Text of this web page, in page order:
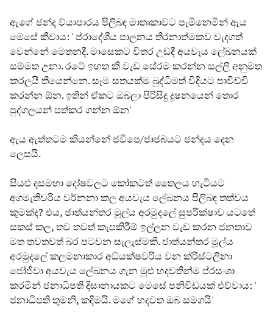
ඇගේ ඡන්ද ව්යාපාරය පිලිබඳ මාතෘකාවට පැමිනෙමින් ඇය
මෙසේ කීවාය: ' ප්රාදේශීය පාලනය තීරනාත්මකව වැදගත්
වෙන්නේ මෙතනදී. මාසෙකට විතර උඩදී අයවැය ලේඛනයක්
සම්මත උනා. රටේ ඉහත කී වැඩ සේරම කරන්න සල්ලි අනුමත
කරලයි තියෙන්නෙ. සෑම සතයක්ම බුද්ධිමත් විදියට පාවිච්චි
කරන්න ඕන. ඉතින් ඒකට ඔබලා පිරිසිදු දූෂනයෙන් තොර
පුද්ගලයන් පත්කර ගන්න ඕන'
ඇය ඇත්තටම කියන්නේ ජවිපෙ/ජාජබයට ඡන්දය දෙන
ලෙසයි.
සියළු දසමහා දෝෂවලට කෝකටත් තෛලය හැටියට
අගමැතිවරිය වර්නනා කල අයවැය ලේඛනය පිලිබඳ තත්වය
කුමක්ද? එය, ජාත්යන්තර මූල්ය අරමුදලේ සුපරීක්ෂාව යටතේ
සකස් කල, තව තවත් කැපකිරීම් ඉල්ලන වැඩ කරන ජනතාව
මත තවතවත් බර පටවන සැලැස්මකි. ජාත්යන්තර මූල්ය
අරමුදලේ කලමනාකාර අධ්යක්ෂවරිය වන ක්රිස්ටලීනා
ජෝජීවා අයවැය ලේඛනය ගැන මුළු හදවතින්ම ප්රසංශා
කරමින් ජනාධිපති දිසානායකට මෙසේ පනිවිඩයක් එව්වාය: '
ජනාධිපති තුමනි, කදිමයි. මගේ හදවත ඔබ සමගයි'